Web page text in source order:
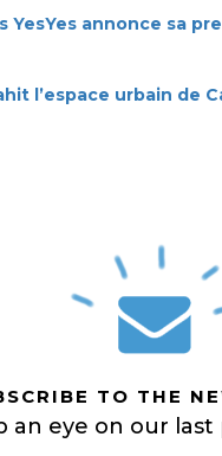
annonce sa
l’espace urbain de
TO THE
an eye on our